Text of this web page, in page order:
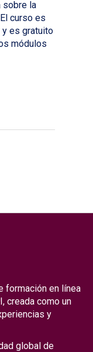
sobre la
curso es
y es gratuito
módulos
formación en línea
creada como un
y
global de